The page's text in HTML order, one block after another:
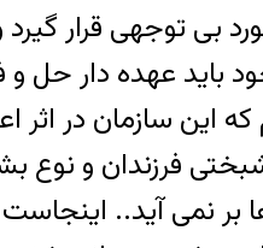
توجهی قرار گیرد و
باید عهده دار
سازمان در اثر
فرزندان و نوع بشر
بر نمی آید..